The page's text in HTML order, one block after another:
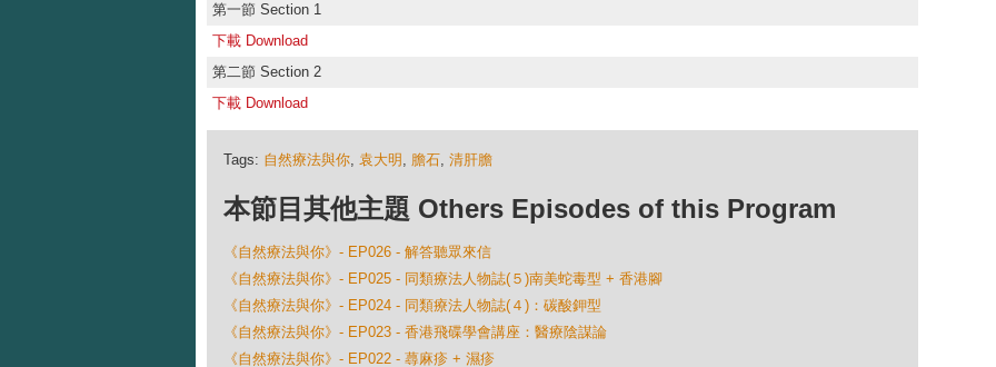
第一節 Section 1
下載 Download
第二節 Section 2
下載 Download
Tags: 自然療法與你, 袁大明 , 膽石, 清肝膽
本節目其他主題 Others Episodes of this Program
《自然療法與你》- EP026 - 解答聽眾來信
《自然療法與你》- EP025 - 同類療法人物誌(５)南美蛇毒型 + 香港腳
《自然療法與你》- EP024 - 同類療法人物誌(４)：碳酸鉀型
《自然療法與你》- EP023 - 香港飛碟學會講座：醫療陰謀論
《自然療法與你》- EP022 - 蕁麻疹 + 濕疹